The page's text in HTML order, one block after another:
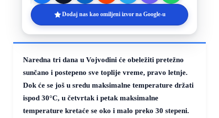
Dodaj nas kao omiljeni izvor na Google-u
Naredna tri dana u Vojvodini će obeležiti pretežno
sunčano i postepeno sve toplije vreme, pravo letnje.
Dok će se još u sredu maksimalne temperature držati
ispod 30°C, u četvrtak i petak maksimalne
temperature kretaće se oko i malo preko 30 stepeni.